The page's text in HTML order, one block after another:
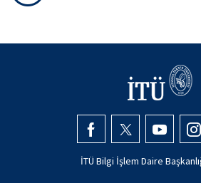
İTÜ Bilgi İşlem Daire